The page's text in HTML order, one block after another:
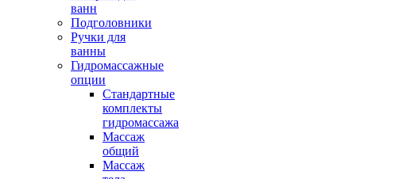
ванн
Подголовники
Ручки для
ванны
Гидромассажные
опции
Стандартные
комплекты
гидромассажа
Массаж
общий
Массаж